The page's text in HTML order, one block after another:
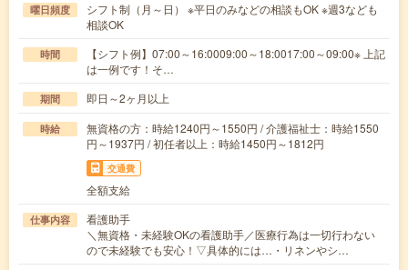
曜日頻度
シフト制（月～日） ※平日のみなどの相談もOK ※週3なども
相談OK
時間
【シフト例】07:00～16:0009:00～18:0017:00～09:00※ 上記
は一例です！そ…
期間 即日～2ヶ月以上
時給
無資格の方：時給1240円～1550円 / 介護福祉士：時給1550
円～1937円 / 初任者以上：時給1450円～1812円
交通費
全額支給
仕事内容
看護助手
＼無資格・未経験OKの看護助手／医療行為は一切行わない
ので未経験でも安心！▽具体的には…・リネンやシ…